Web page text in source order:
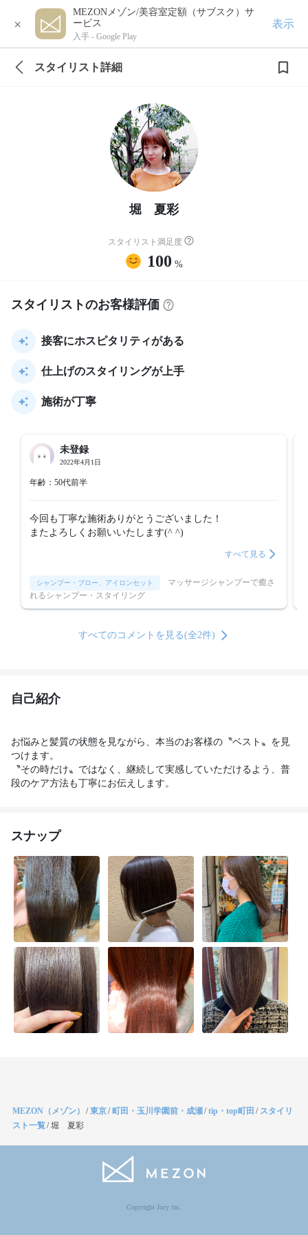
×
MEZONメゾン/美容室定額（サブスク）サ
ービス
入手 - Google Play
表示
スタイリスト詳細
堀 夏彩
スタイリスト満足度
100 %
スタイリストのお客様評価
接客にホスピタリティがある
仕上げのスタイリングが上手
施術が丁寧
未登録
2022年4月1日
年齢：50代前半
今回も丁寧な施術ありがとうございました！
またよろしくお願いいたします(^ ^)
すべて見る
シャンプー・ブロー、アイロンセット
れるシャンプー・スタイリング
すべてのコメントを見る(全2件)
自己紹介
お悩みと髪質の状態を見ながら、本当のお客様の〝ベスト〟を見
つけます。
〝その時だけ〟ではなく、継続して実感していただけるよう、普
段のケア方法も丁寧にお伝えします。
スナップ
MEZON（メゾン） /東京/ 町田・玉川学園前・成瀬 /tip・top町田 / スタイリ
スト一覧/堀 夏彩
Copyright Jocy inc.